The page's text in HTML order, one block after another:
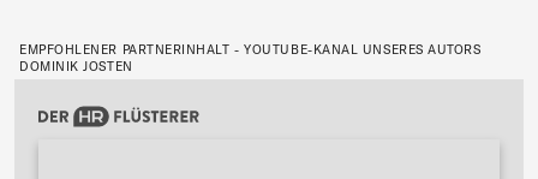
EMPFOHLENER PARTNERINHALT - YOUTUBE-KANAL UNSERES AUTORS
DOMINIK JOSTEN